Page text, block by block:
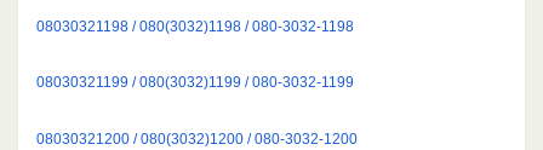
08030321198 / 080(3032)1198 / 080-3032-1198
08030321199 / 080(3032)1199 / 080-3032-1199
08030321200 / 080(3032)1200 / 080-3032-1200